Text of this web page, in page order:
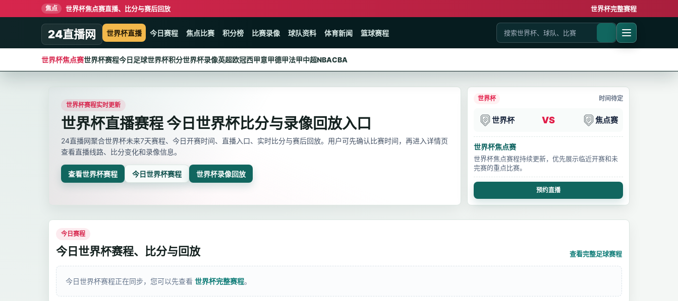
焦点 世界杯焦点赛直播、比分与赛后回放 世界杯完整赛程
24直播网 世界杯直播 今日赛程 焦点比赛 积分榜 比赛录像 球队资料 体育新闻 篮球赛程
世界杯焦点赛世界杯赛程今日足球世界杯积分世界杯录像英超欧冠西甲意甲德甲法甲中超NBACBA
世界杯赛程实时更新
世界杯直播赛程 今日世界杯比分与录像回放入口
24直播网聚合世界杯未来7天赛程、今日开赛时间、直播入口、实时比分与赛后回放。用户可先确认比赛时间，再进入详情页
查看直播线路、比分变化和录像信息。
查看世界杯赛程 今日世界杯赛程 世界杯录像回放
世界杯 时间待定
世界杯 VS 焦点赛
世界杯焦点赛
世界杯焦点赛程持续更新，优先展示临近开赛和未
完赛的重点比赛。
预约直播
今日赛程
今日世界杯赛程、比分与回放 查看完整足球赛程
今日世界杯赛程正在同步，您可以先查看 世界杯完整赛程。